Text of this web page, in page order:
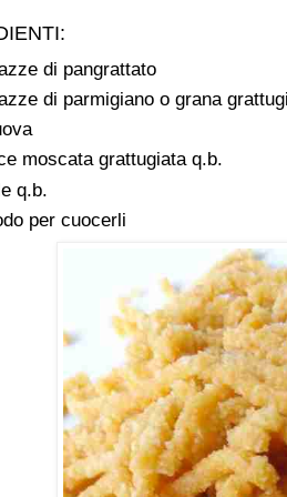
di pangrattato
di parmigiano o grana
moscata grattugiata q.b.
q.b.
per cuocerli